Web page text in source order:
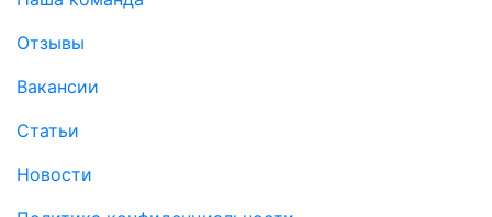
Отзывы
Вакансии
Статьи
Новости